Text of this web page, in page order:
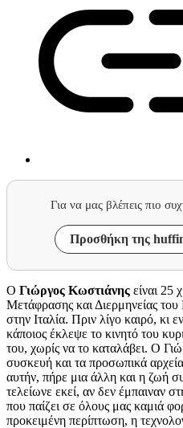
Για να μας βλέπεις πιο
Προσθήκη της
Ο Γιώργος Κωστιάνης είναι 25
Μετάφρασης και Διερμηνείας
στην Ιταλία. Πριν λίγο καιρό, κι
κάποιος έκλεψε το κινητό του
του, χωρίς να το καταλάβει. Ο
συσκευή και τα προσωπικά
αυτήν, πήρε μια άλλη και η ζωή
τελείωνε εκεί, αν δεν έμπαιναν
που παίζει σε όλους μας καμιά
προκειμένη περίπτωση, η